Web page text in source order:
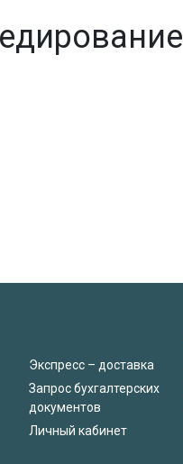
Экспресс – доставка
Запрос бухгалтерских
документов
Личный кабинет